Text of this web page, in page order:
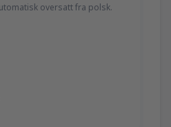
oversatt fra polsk.